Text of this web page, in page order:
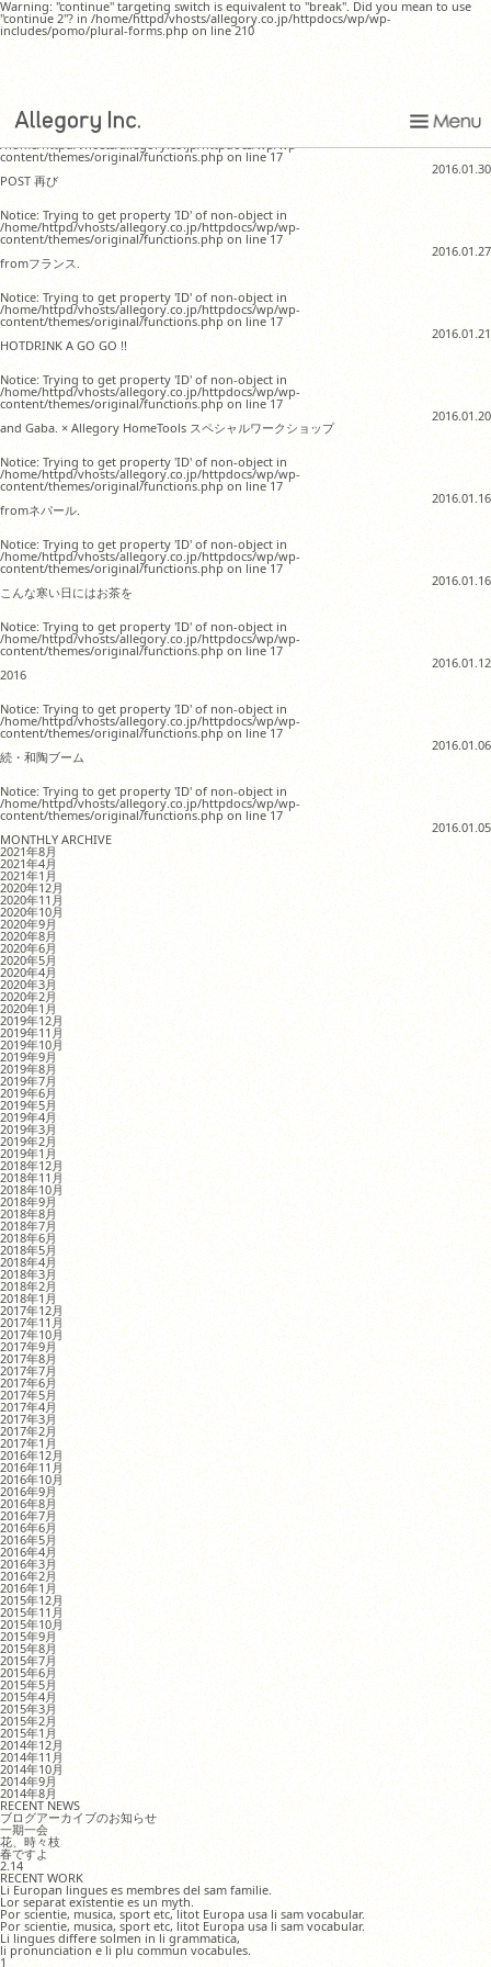
Warning: "continue" targeting switch is equivalent to "break". Did you mean to use
"continue 2"? in /home/httpd/vhosts/allegory.co.jp/httpdocs/wp/wp-
includes/pomo/plural-forms.php on line 210
Notice: Trying to get property 'ID' of non-object in
/home/httpd/vhosts/allegory.co.jp/httpdocs/wp/wp-
content/themes/original/functions.php on line 17
2016.01.30
POST 再び
Notice: Trying to get property 'ID' of non-object in
/home/httpd/vhosts/allegory.co.jp/httpdocs/wp/wp-
content/themes/original/functions.php on line 17
2016.01.27
fromフランス.
Notice: Trying to get property 'ID' of non-object in
/home/httpd/vhosts/allegory.co.jp/httpdocs/wp/wp-
content/themes/original/functions.php on line 17
2016.01.21
HOTDRINK A GO GO !!
Notice: Trying to get property 'ID' of non-object in
/home/httpd/vhosts/allegory.co.jp/httpdocs/wp/wp-
content/themes/original/functions.php on line 17
2016.01.20
and Gaba. × Allegory HomeTools スペシャルワークショップ
Notice: Trying to get property 'ID' of non-object in
/home/httpd/vhosts/allegory.co.jp/httpdocs/wp/wp-
content/themes/original/functions.php on line 17
2016.01.16
fromネパール.
Notice: Trying to get property 'ID' of non-object in
/home/httpd/vhosts/allegory.co.jp/httpdocs/wp/wp-
content/themes/original/functions.php on line 17
2016.01.16
こんな寒い日にはお茶を
Notice: Trying to get property 'ID' of non-object in
/home/httpd/vhosts/allegory.co.jp/httpdocs/wp/wp-
content/themes/original/functions.php on line 17
2016.01.12
2016
Notice: Trying to get property 'ID' of non-object in
/home/httpd/vhosts/allegory.co.jp/httpdocs/wp/wp-
content/themes/original/functions.php on line 17
2016.01.06
続・和陶ブーム
Notice: Trying to get property 'ID' of non-object in
/home/httpd/vhosts/allegory.co.jp/httpdocs/wp/wp-
content/themes/original/functions.php on line 17
2016.01.05
MONTHLY ARCHIVE
2021年8月
2021年4月
2021年1月
2020年12月
2020年11月
2020年10月
2020年9月
2020年8月
2020年6月
2020年5月
2020年4月
2020年3月
2020年2月
2020年1月
2019年12月
2019年11月
2019年10月
2019年9月
2019年8月
2019年7月
2019年6月
2019年5月
2019年4月
2019年3月
2019年2月
2019年1月
2018年12月
2018年11月
2018年10月
2018年9月
2018年8月
2018年7月
2018年6月
2018年5月
2018年4月
2018年3月
2018年2月
2018年1月
2017年12月
2017年11月
2017年10月
2017年9月
2017年8月
2017年7月
2017年6月
2017年5月
2017年4月
2017年3月
2017年2月
2017年1月
2016年12月
2016年11月
2016年10月
2016年9月
2016年8月
2016年7月
2016年6月
2016年5月
2016年4月
2016年3月
2016年2月
2016年1月
2015年12月
2015年11月
2015年10月
2015年9月
2015年8月
2015年7月
2015年6月
2015年5月
2015年4月
2015年3月
2015年2月
2015年1月
2014年12月
2014年11月
2014年10月
2014年9月
2014年8月
RECENT NEWS
ブログアーカイブのお知らせ
一期一会
花、時々枝
春ですよ
2.14
RECENT WORK
Li Europan lingues es membres del sam familie.
Lor separat existentie es un myth.
Por scientie, musica, sport etc, litot Europa usa li sam vocabular.
Por scientie, musica, sport etc, litot Europa usa li sam vocabular.
Li lingues differe solmen in li grammatica,
li pronunciation e li plu commun vocabules.
1